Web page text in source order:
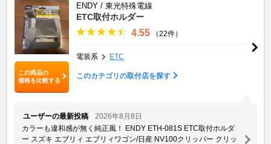
この商品の
価格を比較する
ENDY / 東光特殊電線
ETC取付ホルダー
4.55 （22件）
電装系 ETC
このカテゴリの取付店を探す
ユーザーの最新投稿
2026年8月8日
カラーも違和感が無く純正風！ ENDY ETH-081S ETC取付ホルダ
ー スズキ エブリィ エブリィワゴン/日産 NV100クリッパー クリッ